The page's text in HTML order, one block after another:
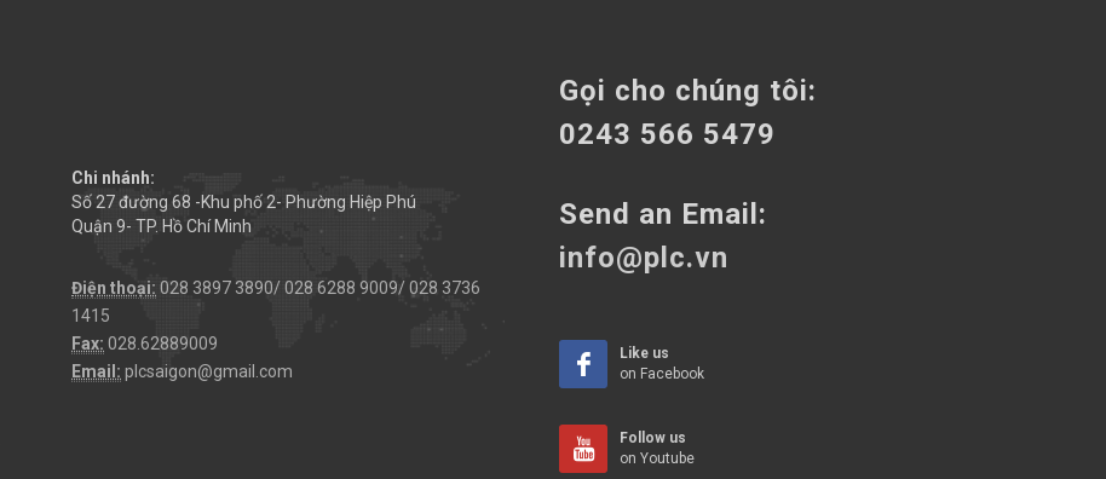
Chi nhánh:
Số 27 đường 68 -Khu phố 2- Phường Hiệp Phú
Quận 9- TP. Hồ Chí Minh
Điện thoại: 028 3897 3890/ 028 6288 9009/ 028 3736
1415
Fax: 028.62889009
Email: plcsaigon@gmail.com
Gọi cho chúng tôi:
0243 566 5479
Send an Email:
info@plc.vn
Like us
on Facebook
Follow us
on Youtube